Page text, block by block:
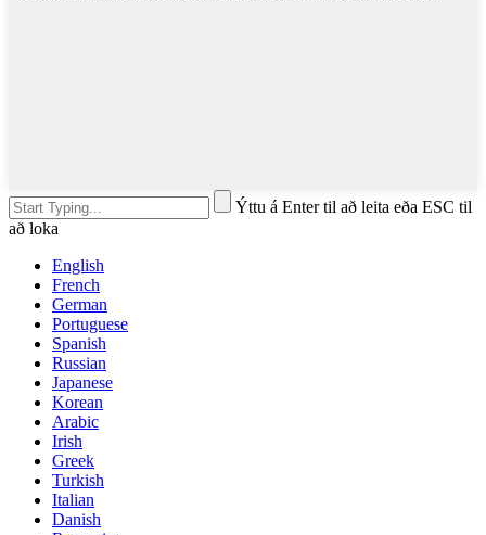
Ýttu á Enter til að leita eða ESC til
að loka
English
French
German
Portuguese
Spanish
Russian
Japanese
Korean
Arabic
Irish
Greek
Turkish
Italian
Danish